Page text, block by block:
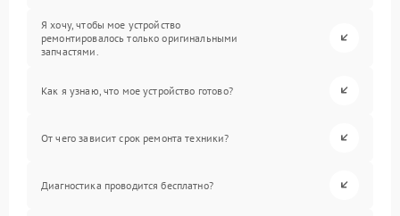
Я хочу, чтобы мое устройство
ремонтировалось только оригинальными
запчастями.
Как я узнаю, что мое устройство готово?
От чего зависит срок ремонта техники?
Диагностика проводится бесплатно?